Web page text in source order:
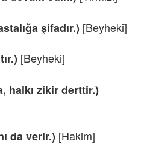
şifadır.) [Beyheki]
[Beyheki]
halkı zikir derttir.)
da verir.) [Hakim]